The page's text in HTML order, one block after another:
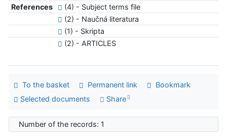
References
(4) - Subject terms file
(2) - Naučná literatura
(1) - Skripta
(2) - ARTICLES
To the basket Permanent link
Bookmark
Selected documents
Share
Number of the records: 1